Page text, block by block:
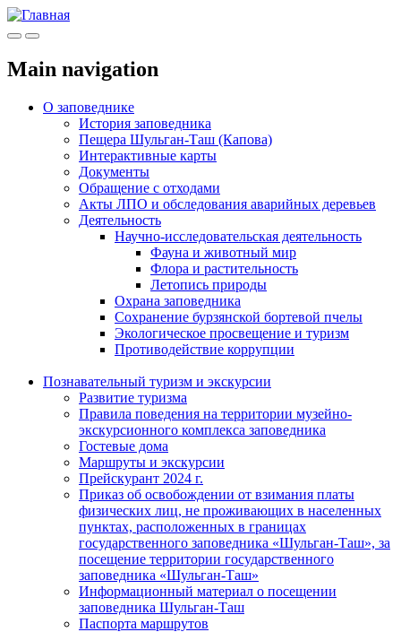
МенюИнфо
Main navigation
О заповеднике
История заповедника
Пещера Шульган-Таш (Капова)
Интерактивные карты
Документы
Обращение с отходами
Акты ЛПО и обследования аварийных деревьев
Деятельность
Научно-исследовательская деятельность
Фауна и животный мир
Флора и растительность
Летопись природы
Охрана заповедника
Сохранение бурзянской бортевой пчелы
Экологическое просвещение и туризм
Противодействие коррупции
Познавательный туризм и экскурсии
Развитие туризма
Правила поведения на территории музейно-
экскурсионного комплекса заповедника
Гостевые дома
Маршруты и экскурсии
Прейскурант 2024 г.
Приказ об освобождении от взимания платы
физических лиц, не проживающих в населенных
пунктах, расположенных в границах
государственного заповедника «Шульган-Таш», за
посещение территории государственного
заповедника «Шульган-Таш»
Информационный материал о посещении
заповедника Шульган-Таш
Паспорта маршрутов